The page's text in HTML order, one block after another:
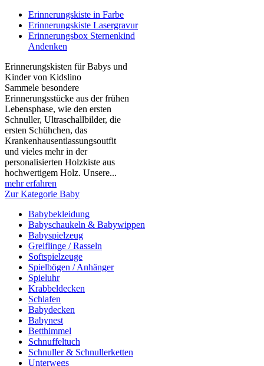
Erinnerungskiste in Farbe
Erinnerungskiste Lasergravur
Erinnerungsbox Sternenkind
Andenken
Erinnerungskisten für Babys und
Kinder von Kidslino
Sammele besondere
Erinnerungsstücke aus der frühen
Lebensphase, wie den ersten
Schnuller, Ultraschallbilder, die
ersten Schühchen, das
Krankenhausentlassungsoutfit
und vieles mehr in der
personalisierten Holzkiste aus
hochwertigem Holz. Unsere...
mehr erfahren
Zur Kategorie Baby
Babybekleidung
Babyschaukeln & Babywippen
Babyspielzeug
Greiflinge / Rasseln
Softspielzeuge
Spielbögen / Anhänger
Spieluhr
Krabbeldecken
Schlafen
Babydecken
Babynest
Betthimmel
Schnuffeltuch
Schnuller & Schnullerketten
Unterwegs